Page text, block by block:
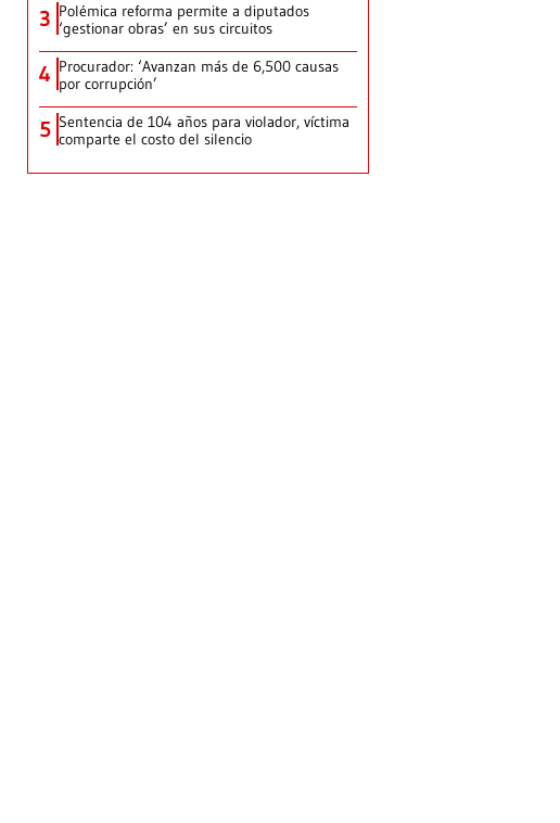
3 Polémica reforma permite a diputados
‘gestionar obras’ en sus circuitos
4 Procurador: ‘Avanzan más de 6,500 causas
por corrupción’
5 Sentencia de 104 años para violador, víctima
comparte el costo del silencio